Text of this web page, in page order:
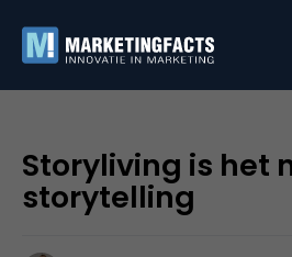
Storyliving is het
storytelling